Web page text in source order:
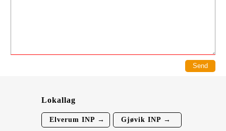
Lokallag
Elverum INP → Gjøvik INP →